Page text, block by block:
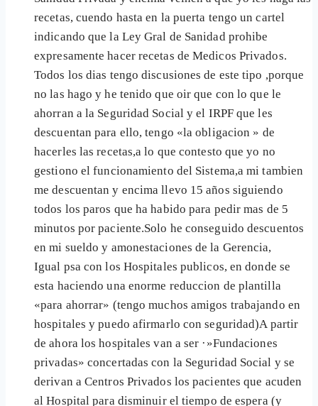
recetas, cuendo hasta en la puerta tengo un cartel
indicando que la Ley Gral de Sanidad prohibe
expresamente hacer recetas de Medicos Privados.
Todos los dias tengo discusiones de este tipo ,porque
no las hago y he tenido que oir que con lo que le
ahorran a la Seguridad Social y el IRPF que les
descuentan para ello, tengo «la obligacion » de
hacerles las recetas,a lo que contesto que yo no
gestiono el funcionamiento del Sistema,a mi tambien
me descuentan y encima llevo 15 años siguiendo
todos los paros que ha habido para pedir mas de 5
minutos por paciente.Solo he conseguido descuentos
en mi sueldo y amonestaciones de la Gerencia,
Igual psa con los Hospitales publicos, en donde se
esta haciendo una enorme reduccion de plantilla
«para ahorrar» (tengo muchos amigos trabajando en
hospitales y puedo afirmarlo con seguridad)A partir
de ahora los hospitales van a ser ·»Fundaciones
privadas» concertadas con la Seguridad Social y se
derivan a Centros Privados los pacientes que acuden
al Hospital para disminuir el tiempo de espera (y